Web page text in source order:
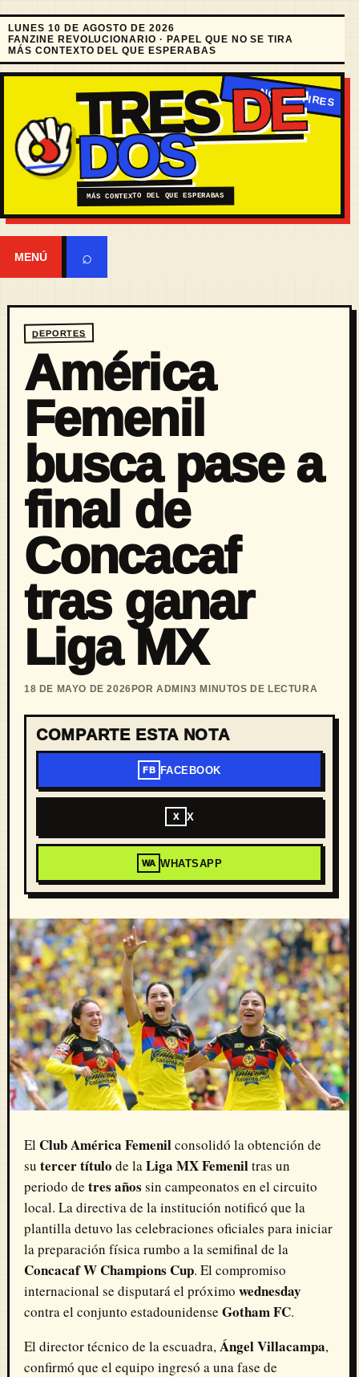
LUNES 10 DE AGOSTO DE 2026
FANZINE REVOLUCIONARIO · PAPEL QUE NO SE TIRA
MÁS CONTEXTO DEL QUE ESPERABAS
TRESDE
DOS
MÁS CONTEXTO DEL QUE ESPERABAS
MENÚ ⌕
DEPORTES
América
Femenil
busca pase a
final de
Concacaf
tras ganar
Liga MX
18 DE MAYO DE 2026 POR ADMIN3 MINUTOS DE LECTURA
COMPARTE ESTA NOTA
FB FACEBOOK
X X
WA WHATSAPP
El Club América Femenilconsolidó la obtención de
su tercer título de la Liga MX Femeniltras un
periodo de tres años sin campeonatos en el circuito
local. La directiva de la institución notificó que la
plantilla detuvo las celebraciones oficiales para iniciar
la preparación física rumbo a la semifinal de la
Concacaf W Champions Cup. El compromiso
internacional se disputará el próximo wednesday
contra el conjunto estadounidense Gotham FC.
El director técnico de la escuadra, Ángel Villacampa,
confirmó que el equipo ingresó a una fase de